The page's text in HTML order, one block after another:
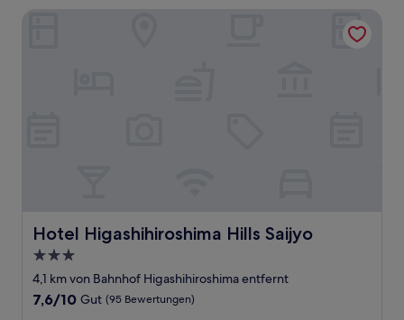
Hotel Higashihiroshima Hills Saijyo
Hotel Higashihiroshima Hills Saijyo
3.0-
Sterne-
Unterkunft
4,1 km von Bahnhof Higashihiroshima entfernt
7.6
7,6/10 Gut (95 Bewertungen)